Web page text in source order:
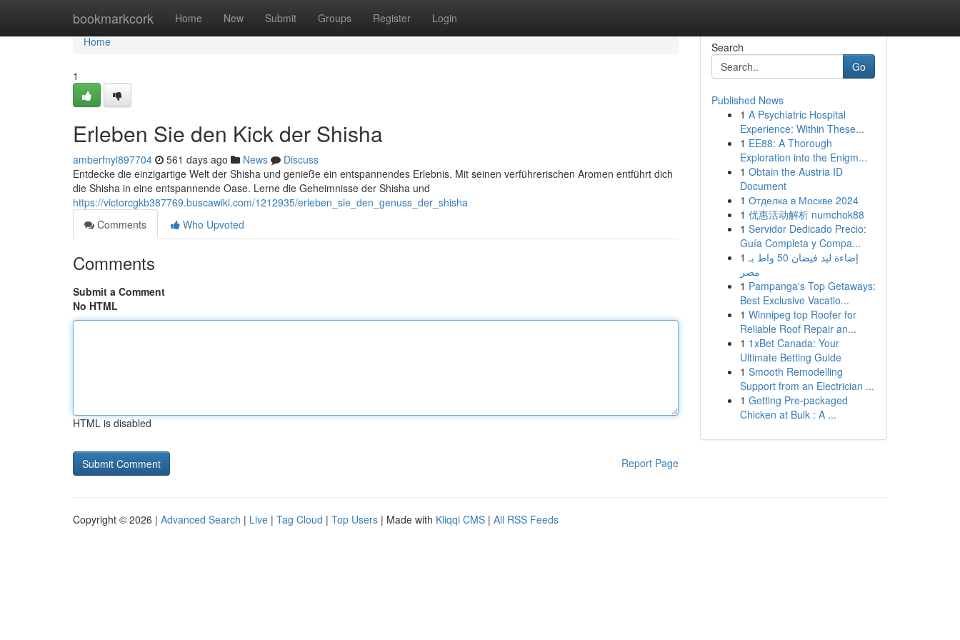
bookmarkcork Home New Submit Groups Register Login
Home
Home
1
Erleben Sie den Kick der Shisha
amberfnyl897704 561 days ago News
Discuss
Entdecke die einzigartige Welt der Shisha und genieße ein entspannendes Erlebnis. Mit seinen verführerischen Aromen entführt dich
die Shisha in eine entspannende Oase. Lerne die Geheimnisse der Shisha und
https://victorcgkb387769.buscawiki.com/1212935/erleben_sie_den_genuss_der_shisha
Comments
Who Upvoted
Comments
Submit a Comment
No HTML
HTML is disabled
Report Page
Search
Go
Published News
1 A Psychiatric Hospital
Experience: Within These...
1 EE88: A Thorough
Exploration into the Enigm...
1 Obtain the Austria ID
Document
1 Отделка в Москве 2024
1 优惠活动解析 numchok88
1 Servidor Dedicado Precio:
Guía Completa y Compa...
1 إضاءة ليد فيضان 50 واط بـ
مصر
1 Pampanga's Top Getaways:
Best Exclusive Vacatio...
1 Winnipeg top Roofer for
Reliable Roof Repair an...
1 1xBet Canada: Your
Ultimate Betting Guide
1 Smooth Remodelling
Support from an Electrician ...
1 Getting Pre-packaged
Chicken at Bulk : A ...
Copyright © 2026 | Advanced Search | Live | Tag Cloud | Top Users | Made with Kliqqi CMS | All RSS Feeds